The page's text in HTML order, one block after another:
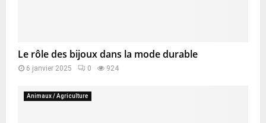
Le rôle des bijoux dans la mode durable
6 janvier 2025 0 924
Animaux / Agriculture